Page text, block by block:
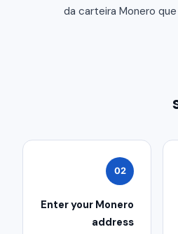
da carteira Monero
02
Enter your Monero
address